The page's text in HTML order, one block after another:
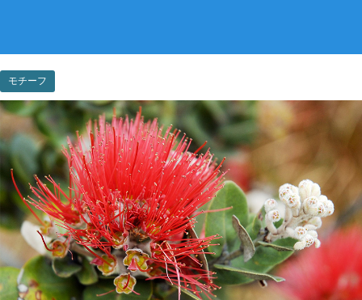
モチーフ